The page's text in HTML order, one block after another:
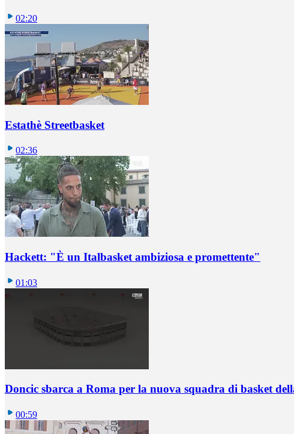
02:20
Estathè Streetbasket
02:36
Hackett: "È un Italbasket ambiziosa e promettente"
01:03
Doncic sbarca a Roma per la nuova squadra di basket
00:59